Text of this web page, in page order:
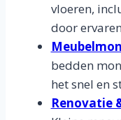
vloeren,
door
bedden
het snel en
Renovatie